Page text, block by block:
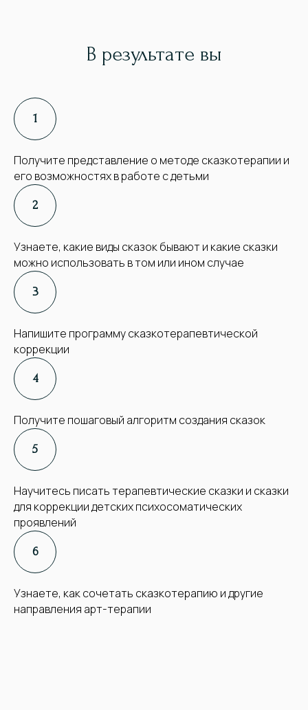
В результате вы
Получите представление о методе сказкотерапии и
его возможностях в работе с детьми
Узнаете, какие виды сказок бывают и какие сказки
можно использовать в том или ином случае
Напишите программу сказкотерапевтической
коррекции
Получите пошаговый алгоритм создания сказок
Научитесь писать терапевтические сказки и сказки
для коррекции детских психосоматических
проявлений
Узнаете, как сочетать сказкотерапию и другие
направления арт-терапии